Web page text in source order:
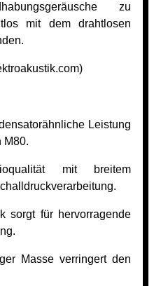
zu
mit dem drahtlosen
Leistung
M80.
mit breitem
sorgt für hervorragende
Masse verringert den